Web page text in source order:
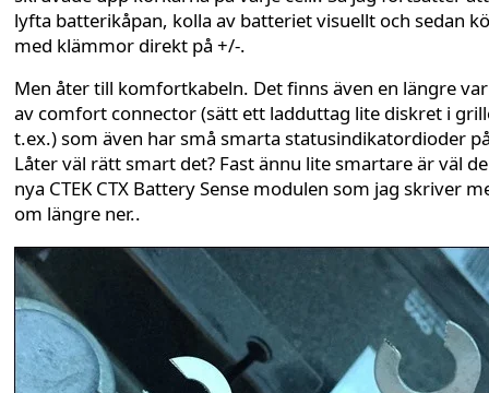
lyfta batterikåpan, kolla av batteriet visuellt och sedan
med klämmor direkt på +/-.
Men åter till komfortkabeln. Det finns även en längre
av comfort connector (sätt ett ladduttag lite diskret i
t.ex.) som även har små smarta statusindikatordioder
Låter väl rätt smart det? Fast ännu lite smartare är väl
nya CTEK CTX Battery Sense modulen som jag skriver
om längre ner..